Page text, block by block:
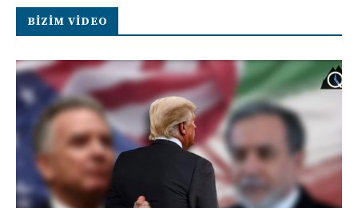
BIZIM VIDEO